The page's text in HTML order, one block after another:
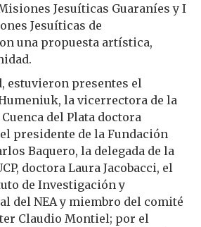
Jesuíticas Guaraníes y I
Jesuíticas de
una propuesta artística,
estuvieron presentes el
la vicerrectora de la
del Plata doctora
presidente de la Fundación
Baquero, la delegada de la
doctora Laura Jacobacci, el
de Investigación y
del NEA y miembro del comité
Claudio Montiel; por el